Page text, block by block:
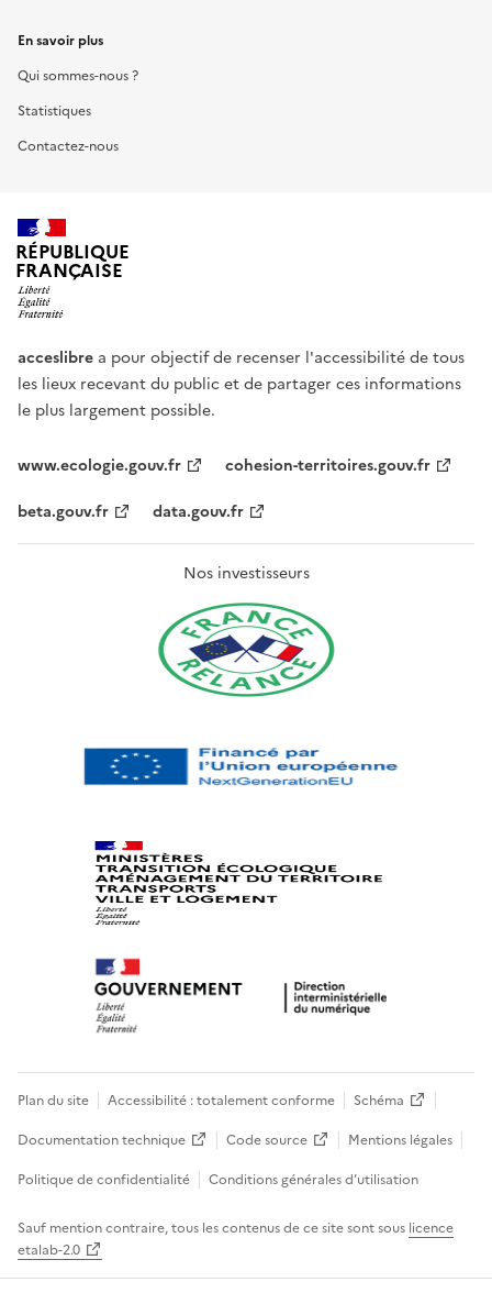
En savoir plus
Qui sommes-nous ?
Statistiques
Contactez-nous
RÉPUBLIQUE
FRANÇAISE
acceslibre a pour objectif de recenser l'accessibilité de tous
les lieux recevant du public et de partager ces informations
le plus largement possible.
www.ecologie.gouv.fr
cohesion-territoires.gouv.fr
beta.gouv.fr
data.gouv.fr
Nos investisseurs
Plan du site Accessibilité : totalement conforme
Schéma
Documentation technique
Code source
Mentions légales
Politique de confidentialité
Conditions générales d’utilisation
Sauf mention contraire, tous les contenus de ce site sont sous licence
etalab-2.0